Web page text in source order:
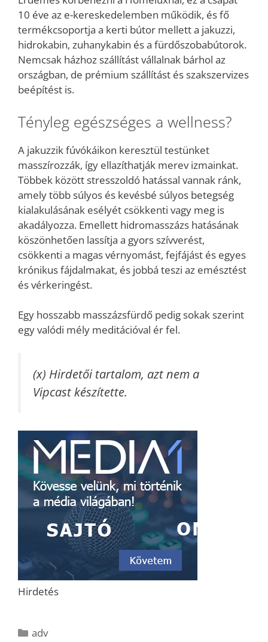
10 éve az e-kereskedelemben működik, és fő
termékcsoportja a kerti bútor mellett a jakuzzi,
hidrokabin, zuhanykabin és a fürdőszobabútorok.
Nemcsak házhoz szállítást vállalnak bárhol az
országban, de prémium szállítást és szakszervizes
beépítést is.
Tényleg egészséges a wellness?
A jakuzzik fúvókáikon keresztül testünket
masszírozzák, így ellazíthatják merev izmainkat.
Többek között stresszoldó hatással vannak ránk,
amely több súlyos és kevésbé súlyos betegség
kialakulásának esélyét csökkenti vagy meg is
akadályozza. Emellett hidromasszázs hatásának
köszönhetően lassítja a gyors szívverést,
csökkenti a magas vérnyomást, fejfájást és egyes
krónikus fájdalmakat, és jobbá teszi az emésztést
és vérkeringést.
Egy hosszabb masszázsfürdő pedig sokak szerint
egy valódi mély meditációval ér fel.
(x) Hirdetői tartalom, azt nem a
Vipcast készítette.
Hirdetés
Kategória
adv